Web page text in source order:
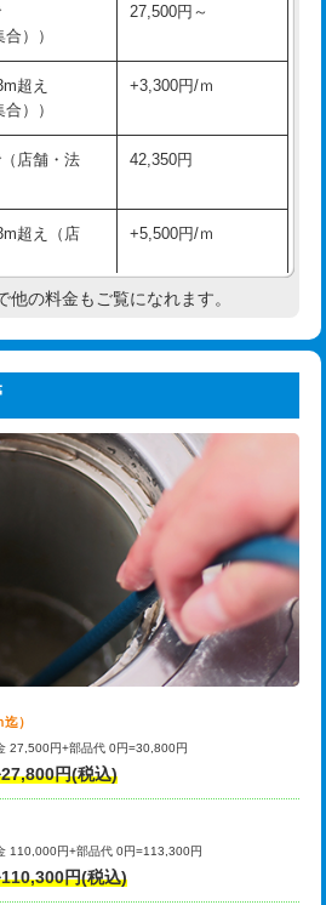
16,500円
現場見積
の価格です。
め)
設置) 5,500円
（バンド止
5,500円
埋め戻し作
11,000円
・HI）使
鋼管・銅
ｍまで)
44,000円
鋼管・銅
超え)
+8,800円
め戻し作
11,000円~
/3ｍまで） 55,000円
工事/3ｍ超
め戻し作業）
）
））
27,500円～
超え
））
+3,300円/ｍ
店舗・法
42,350円
超え（店
+5,500円/ｍ
現地調査
え +3,300円
33,000円
8,800円
・清掃・修
ど（軽作業）
11,000円
理・清掃・修
（中作業）
22,000円
理・清掃・修
ど（重作業）
33,000円
の料金もご覧になれます。
）
27,500円+部品代 0円=30,800円
円(税込)
110,000円+部品代 0円=113,300円
円(税込)